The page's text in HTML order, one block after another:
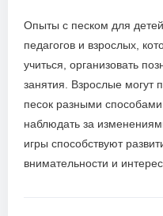
Опыты с песком для
педагогов и взрослых,
учиться, организовать
занятия. Взрослые могут
песок разными
наблюдать за
игры способствуют
внимательности и